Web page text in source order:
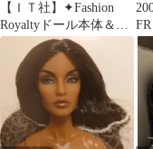
【ＩＴ社】✦Fashion
Royaltyドール本体＆専
用外箱＆アウトフィッ
ト付
ル